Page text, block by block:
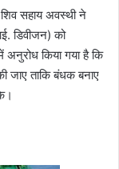
सहाय अवस्थी ने
डिवीजन) को
किया गया है कि
जाए ताकि बंधक बनाए